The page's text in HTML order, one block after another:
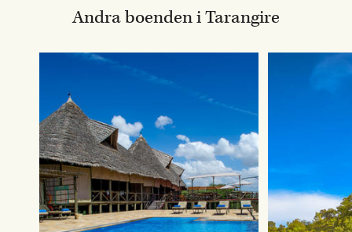
Andra boenden i Tarangire